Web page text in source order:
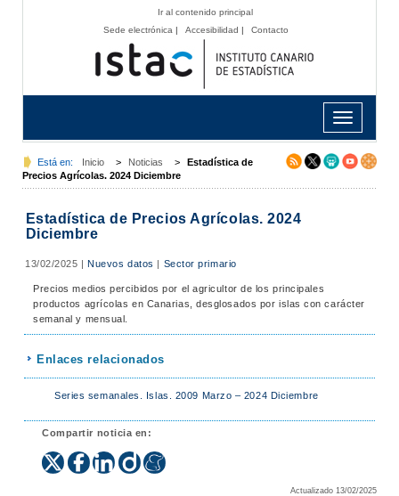
Ir al contenido principal
Sede electrónica | Accesibilidad | Contacto
Toggle
navigation
Está en: Inicio > Noticias >
Estadística de
Precios Agrícolas. 2024 Diciembre
Estadística de Precios Agrícolas. 2024
Diciembre
13/02/2025 |Nuevos datos | Sector primario
Precios medios percibidos por el agricultor de los principales
productos agrícolas en Canarias, desglosados por islas con carácter
semanal y mensual.
Enlaces relacionados
Series semanales. Islas. 2009 Marzo – 2024 Diciembre
Compartir noticia en:
Actualizado 13/02/2025